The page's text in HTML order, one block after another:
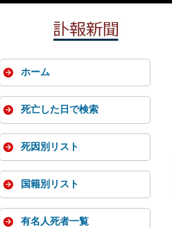
ホーム
死亡した日で検索
死因別リスト
国籍別リスト
有名人死者一覧